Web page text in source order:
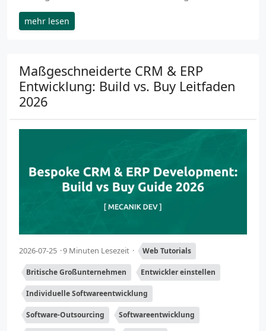
mehr lesen
Maßgeschneiderte CRM & ERP
Entwicklung: Build vs. Buy Leitfaden
2026
2026-07-25 9 Minuten Lesezeit Web Tutorials
Britische Großunternehmen Entwickler einstellen
Individuelle Softwareentwicklung
Software-Outsourcing Softwareentwicklung